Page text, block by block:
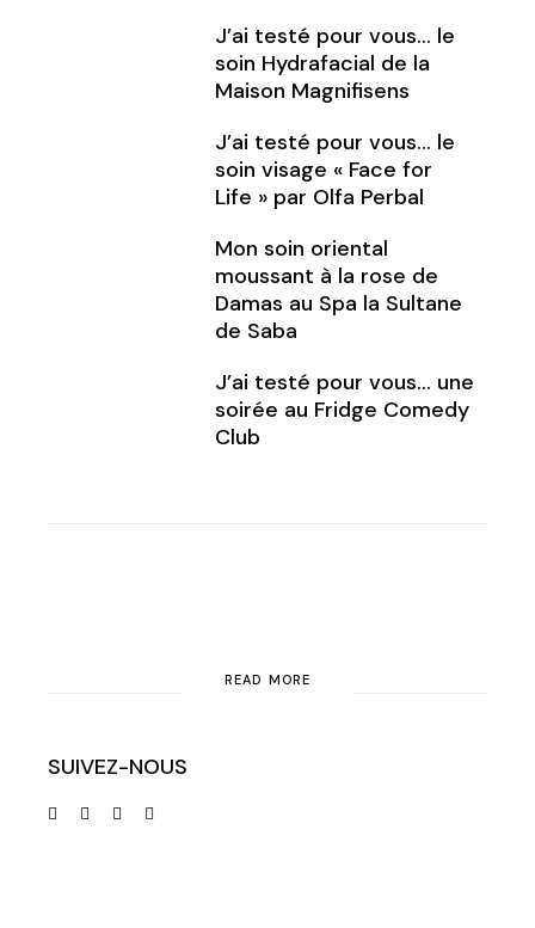
J’ai testé pour vous… le
soin Hydrafacial de la
Maison Magnifisens
J’ai testé pour vous… le
soin visage « Face for
Life » par Olfa Perbal
Mon soin oriental
moussant à la rose de
Damas au Spa la Sultane
de Saba
J’ai testé pour vous… une
soirée au Fridge Comedy
Club
READ MORE
SUIVEZ-NOUS